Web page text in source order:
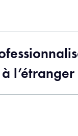
l’étranger